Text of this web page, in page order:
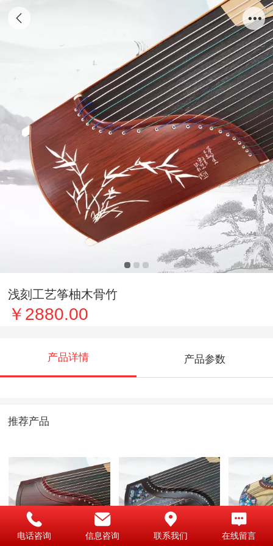
浅刻工艺筝柚木骨竹
￥2880.00
产品详情 产品参数
推荐产品
印尼酸枝盛世华章 紫檀牛皮霓裳羽衣
特级天
电话咨询 信息咨询 联系我们 在线留言